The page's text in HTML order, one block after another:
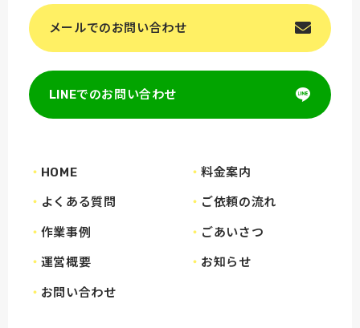
メールでのお問い合わせ
LINEでのお問い合わせ
HOME 料金案内
よくある質問 ご依頼の流れ
作業事例 ごあいさつ
運営概要 お知らせ
お問い合わせ